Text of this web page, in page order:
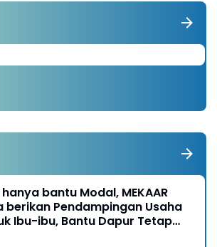
bantu Modal, MEKAAR
berikan Pendampingan Usaha
Ibu-ibu, Bantu Dapur Tetap